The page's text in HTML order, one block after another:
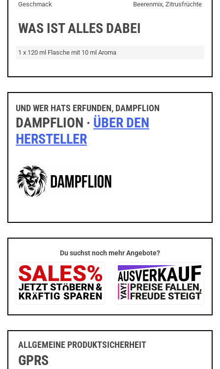
Geschmack
Beerenmix, Zitrusfrüchte
WAS IST ALLES DABEI
1 x 120 ml Flasche mit 10 ml Aroma
UND WER HATS ERFUNDEN, DAMPFLION
DAMPFLION · ÜBER DEN
HERSTELLER
Du suchst noch mehr Angebote?
ALLGEMEINE PRODUKTSICHERHEIT
GPRS